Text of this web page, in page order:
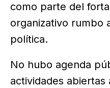
como parte del
organizativo rumbo
política.
No hubo agenda
actividades abiertas